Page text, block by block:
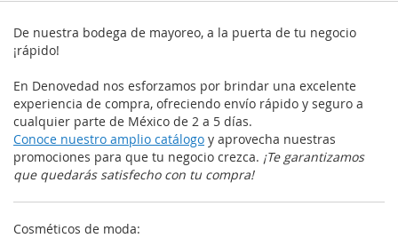
De nuestra bodega de mayoreo, a la puerta de tu negocio
¡rápido!
En Denovedad nos esforzamos por brindar una excelente
experiencia de compra, ofreciendo envío rápido y seguro a
cualquier parte de México de 2 a 5 días.
Conoce nuestro amplio catálogo y aprovecha nuestras
promociones para que tu negocio crezca. ¡Te garantizamos
que quedarás satisfecho con tu compra!
Cosméticos de moda: